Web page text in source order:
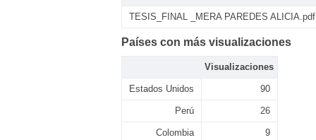
TESIS_FINAL _MERA PAREDES ALICIA.pdf
Países con más visualizaciones
Visualizaciones
Estados Unidos 90
Perú 26
Colombia 9